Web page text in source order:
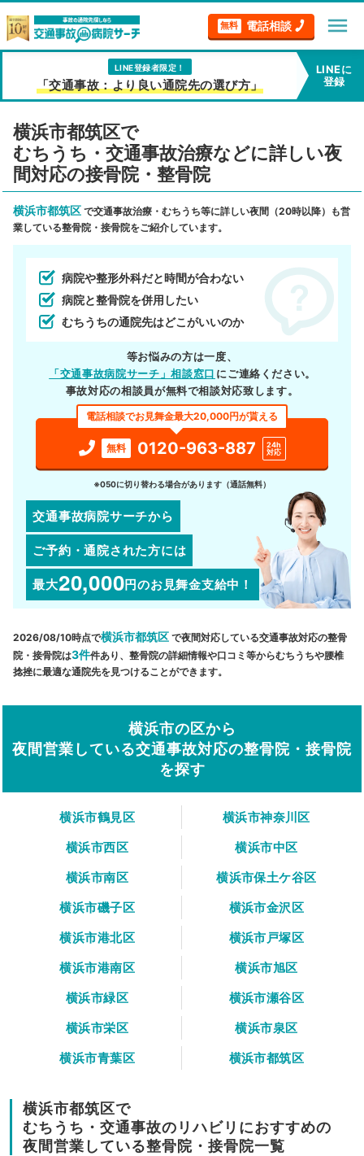
無料 電話相談 menu
LINE登録者限定！
「交通事故：より良い通院先の選び方」
LINEに
登録
横浜市都筑区で
むちうち・交通事故治療などに詳しい夜
間対応の接骨院・整骨院
横浜市都筑区 で交通事故治療・むちうち等に詳しい夜間（20時以降）も営
業している整骨院・接骨院をご紹介しています。
病院や整形外科だと時間が合わない
病院と整骨院を併用したい
むちうちの通院先はどこがいいのか
等お悩みの方は一度、
「交通事故病院サーチ」相談窓口 にご連絡ください。
事故対応の相談員が無料で相談対応致します。
電話相談でお見舞金最大20,000円が貰える
無料 0120-963-887
24h
対応
※050に切り替わる場合があります（通話無料）
交通事故病院サーチから
ご予約・通院された方には
最大20,000円のお見舞金支給中！
2026/08/10時点で横浜市都筑区 で夜間対応している交通事故対応の整骨
院・接骨院は3件件あり、整骨院の詳細情報や口コミ等からむちうちや腰椎
捻挫に最適な通院先を見つけることができます。
横浜市の区から
夜間営業している交通事故対応の整骨院・接骨院
を探す
横浜市鶴見区
横浜市神奈川区
横浜市西区
横浜市中区
横浜市南区
横浜市保土ケ谷区
横浜市磯子区
横浜市金沢区
横浜市港北区
横浜市戸塚区
横浜市港南区
横浜市旭区
横浜市緑区
横浜市瀬谷区
横浜市栄区
横浜市泉区
横浜市青葉区
横浜市都筑区
横浜市都筑区で
むちうち・交通事故のリハビリにおすすめの
夜間営業している整骨院・接骨院一覧